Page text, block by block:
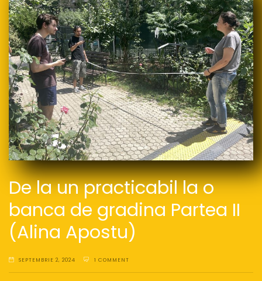
De la un practicabil la o
banca de gradina Partea II
(Alina Apostu)
SEPTEMBRIE 2, 2024 1 COMMENT